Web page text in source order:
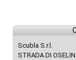
Scubla S.r.l.
STRADA DI